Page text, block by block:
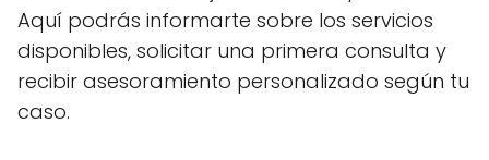
Aquí podrás informarte sobre los servicios
disponibles, solicitar una primera consulta y
recibir asesoramiento personalizado según tu
caso.